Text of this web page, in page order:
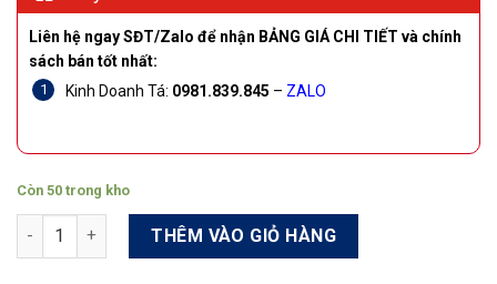
Liên hệ ngay SĐT/Zalo để nhận BẢNG GIÁ CHI TIẾT và chính
sách bán tốt nhất:
Kinh Doanh Tá: 0981.839.845 – ZALO
Còn 50 trong kho
Aptopmat khối có thanh đồng MCCB Shihlin BM 1200-HS 3P
THÊM VÀO GIỎ HÀNG